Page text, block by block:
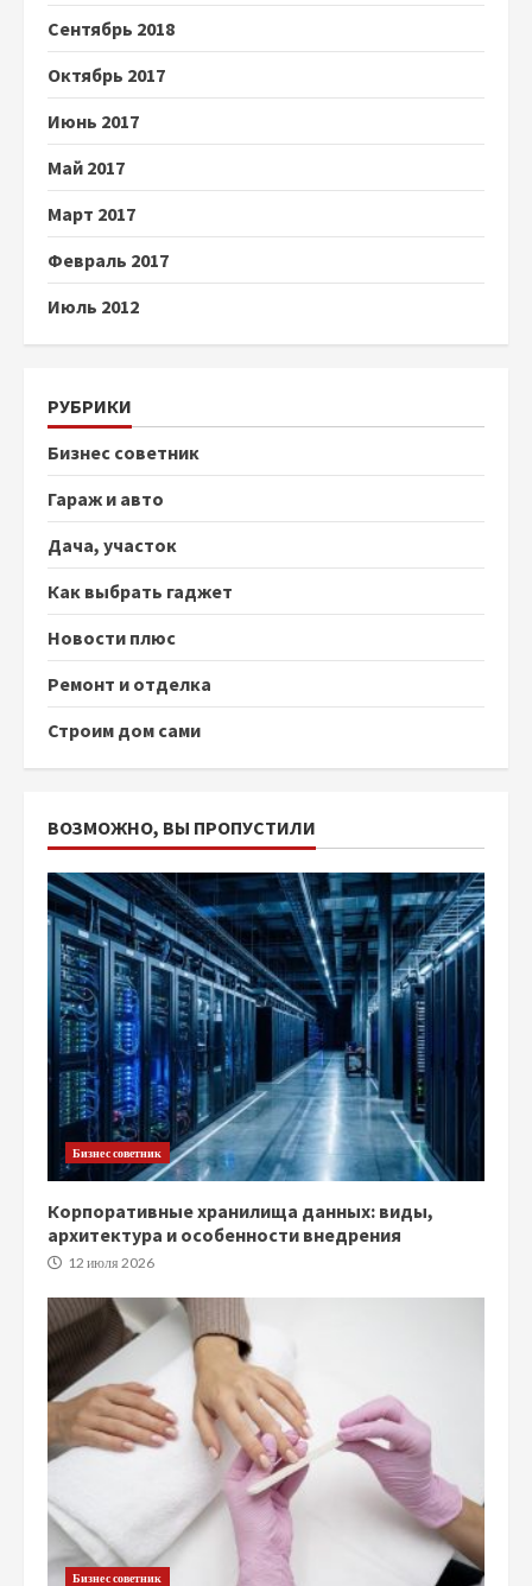
Сентябрь 2018
Октябрь 2017
Июнь 2017
Май 2017
Март 2017
Февраль 2017
Июль 2012
РУБРИКИ
Бизнес советник
Гараж и авто
Дача, участок
Как выбрать гаджет
Новости плюс
Ремонт и отделка
Строим дом сами
ВОЗМОЖНО, ВЫ ПРОПУСТИЛИ
Бизнес советник
Корпоративные хранилища данных: виды,
архитектура и особенности внедрения
12 июля 2026
Бизнес советник